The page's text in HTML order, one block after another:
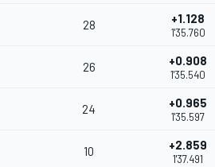
28 +1.128
1'35.760
26 +0.908
1'35.540
24 +0.965
1'35.597
10 +2.859
1'37.491